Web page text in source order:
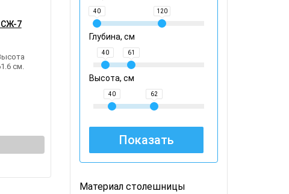
СЖ-7
см.
40 120
Глубина, см
40 61
Высота, см
40 62
Материал столешницы